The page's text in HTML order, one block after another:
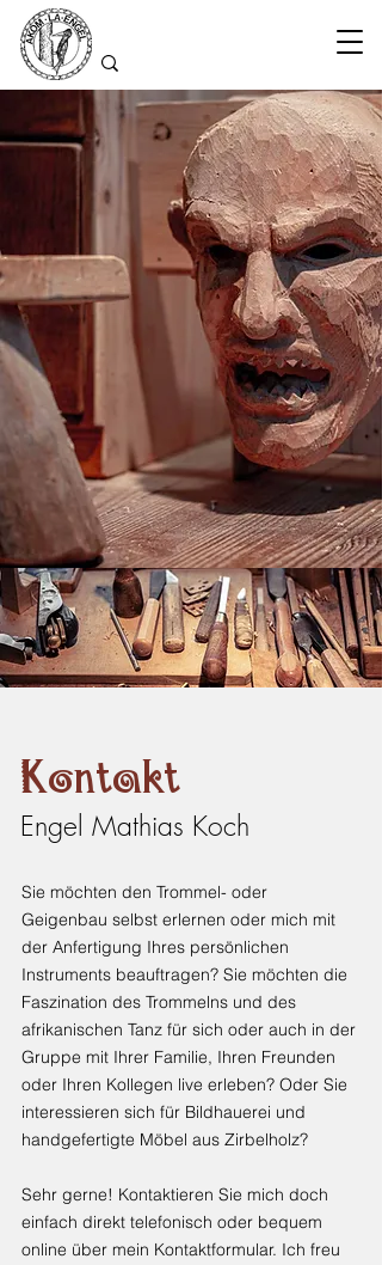
Kontakt
Engel Mathias Koch
Sie möchten den Trommel- oder
Geigenbau selbst erlernen oder mich mit
der Anfertigung Ihres persönlichen
Instruments beauftragen? Sie möchten die
Faszination des Trommelns und des
afrikanischen Tanz für sich oder auch in der
Gruppe mit Ihrer Familie, Ihren Freunden
oder Ihren Kollegen live erleben? Oder Sie
interessieren sich für Bildhauerei und
handgefertigte Möbel aus Zirbelholz?
Sehr gerne! Kontaktieren Sie mich doch
einfach direkt telefonisch oder bequem
online über mein Kontaktformular. Ich freu